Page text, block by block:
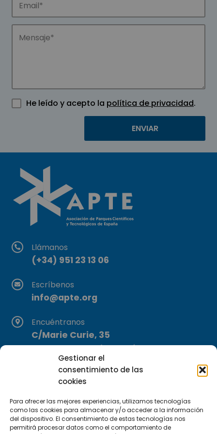
Gestionar el
consentimiento de las
cookies
Para ofrecer las mejores experiencias, utilizamos tecnologías
como las cookies para almacenar y/o acceder a la información
del dispositivo. El consentimiento de estas tecnologías nos
permitirá procesar datos como el comportamiento de
He leído y acepto la política de privacidad.
Llámanos
(+34) 951 23 13 06
Escríbenos
info@apte.org
Encuéntranos
C/Marie Curie, 35
29590 Campanillas, Málaga
Suscríbete a nuestra Newsletter